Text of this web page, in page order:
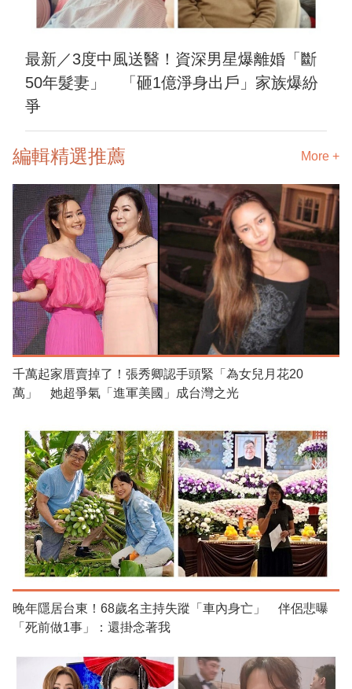
最新／3度中風送醫！資深男星爆離婚「斷
50年髮妻」 「砸1億淨身出戶」家族爆紛
爭
編輯精選推薦 More +
千萬起家厝賣掉了！張秀卿認手頭緊「為女兒月花20
萬」 她超爭氣「進軍美國」成台灣之光
晚年隱居台東！68歲名主持失蹤「車內身亡」 伴侶悲曝
「死前做1事」：還掛念著我